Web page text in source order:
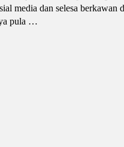
media dan selesa
pula …